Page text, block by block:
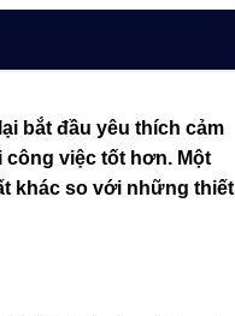
bắt đầu yêu thích cảm
việc tốt hơn. Một
khác so với những thiết